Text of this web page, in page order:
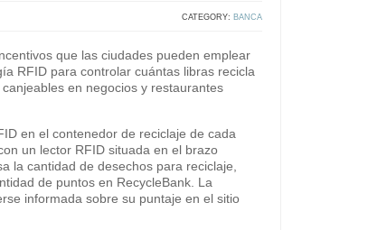
CATEGORY: BANCA
que las ciudades pueden emplear
RFID para controlar cuántas libras recicla
en negocios y restaurantes
en el contenedor de reciclaje de cada
un lector RFID situada en el brazo
la cantidad de desechos para reciclaje,
de puntos en RecycleBank. La
informada sobre su puntaje en el sitio